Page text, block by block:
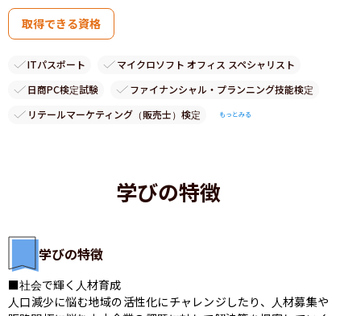
取得できる資格
ITパスポート
マイクロソフト オフィス スペシャリスト
日商PC検定試験
ファイナンシャル・プランニング技能検定
リテールマーケティング（販売士）検定
もっとみる
学びの特徴
学びの特徴
■社会で輝く人材育成
人口減少に悩む地域の活性化にチャレンジしたり、人材募集や